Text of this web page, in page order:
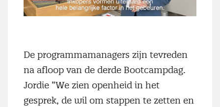
De programmamanagers zijn tevreden
na afloop van de derde Bootcampdag.
Jordie “We zien openheid in het
gesprek, de wil om stappen te zetten en